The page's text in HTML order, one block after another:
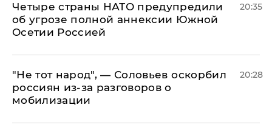
Четыре страны НАТО предупредили
об угрозе полной аннексии Южной
Осетии Россией
20:35
​"Не тот народ", — Соловьев оскорбил
россиян из-за разговоров о
мобилизации
20:28